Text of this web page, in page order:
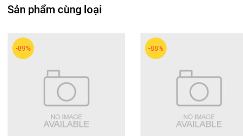
Sản phẩm cùng loại
-89% -88%